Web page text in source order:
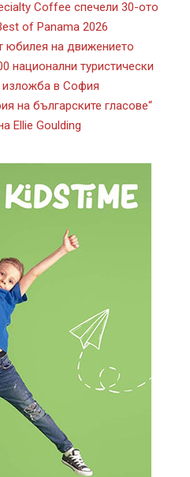
Coffee спечели 30-ото
of Panama 2026
юбилея на движението
национални туристически
изложба в София
на българските гласове“
Ellie Goulding